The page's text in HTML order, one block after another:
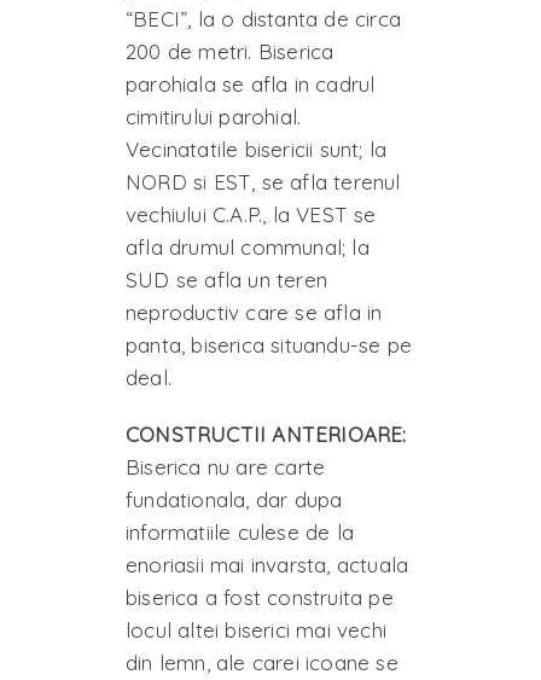
“BECI”, la o distanta de circa
200 de metri. Biserica
parohiala se afla in cadrul
cimitirului parohial.
Vecinatatile bisericii sunt; la
NORD si EST, se afla terenul
vechiului C.A.P., la VEST se
afla drumul communal; la
SUD se afla un teren
neproductiv care se afla in
panta, biserica situandu-se pe
deal.
CONSTRUCTII ANTERIOARE:
Biserica nu are carte
fundationala, dar dupa
informatiile culese de la
enoriasii mai invarsta, actuala
biserica a fost construita pe
locul altei biserici mai vechi
din lemn, ale carei icoane se